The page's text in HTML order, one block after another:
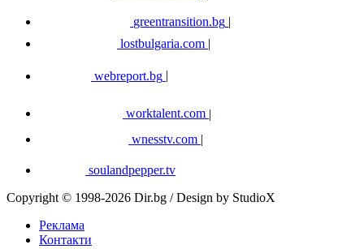
greentransition.bg |
lostbulgaria.com |
webreport.bg
worktalent.com |
wnesstv.com |
soulandpepper.tv
Copyright © 1998-2026 Dir.bg / Design by StudioX
Реклама
Контакти